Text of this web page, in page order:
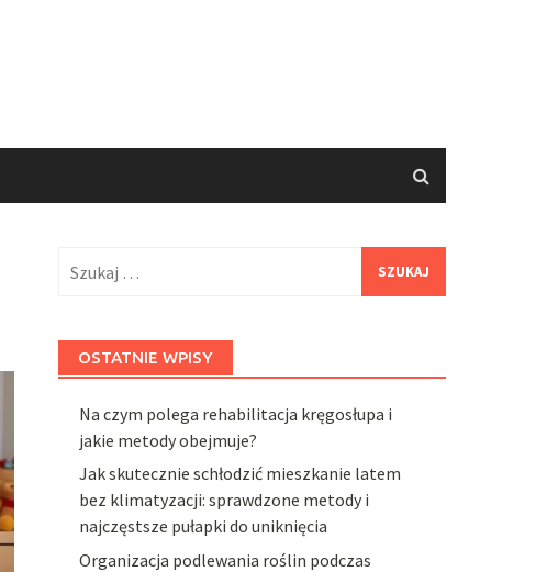
OSTATNIE WPISY
Na czym polega rehabilitacja kręgosłupa i
jakie metody obejmuje?
Jak skutecznie schłodzić mieszkanie latem
bez klimatyzacji: sprawdzone metody i
najczęstsze pułapki do uniknięcia
Organizacja podlewania roślin podczas